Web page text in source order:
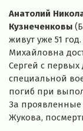
Анатолий
Кузнеченковы
живут уже 51
Михайловна
Сергей с
специальной
погиб при
За проявленные
Жукова,